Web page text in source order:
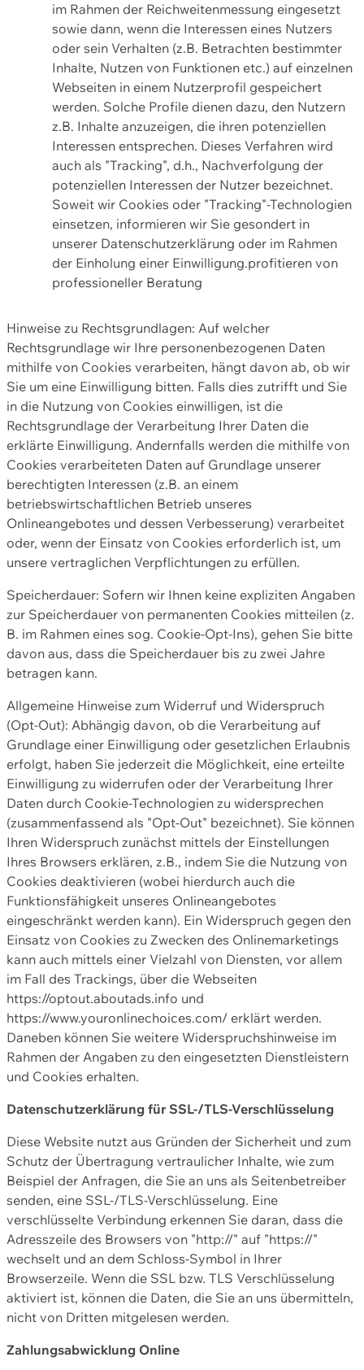
im Rahmen der Reichweitenmessung eingesetzt
sowie dann, wenn die Interessen eines Nutzers
oder sein Verhalten (z.B. Betrachten bestimmter
Inhalte, Nutzen von Funktionen etc.) auf einzelnen
Webseiten in einem Nutzerprofil gespeichert
werden. Solche Profile dienen dazu, den Nutzern
z.B. Inhalte anzuzeigen, die ihren potenziellen
Interessen entsprechen. Dieses Verfahren wird
auch als "Tracking", d.h., Nachverfolgung der
potenziellen Interessen der Nutzer bezeichnet.
Soweit wir Cookies oder "Tracking"-Technologien
einsetzen, informieren wir Sie gesondert in
unserer Datenschutzerklärung oder im Rahmen
der Einholung einer Einwilligung.profitieren von
professioneller Beratung
Hinweise zu Rechtsgrundlagen: Auf welcher
Rechtsgrundlage wir Ihre personenbezogenen Daten
mithilfe von Cookies verarbeiten, hängt davon ab, ob wir
Sie um eine Einwilligung bitten. Falls dies zutrifft und Sie
in die Nutzung von Cookies einwilligen, ist die
Rechtsgrundlage der Verarbeitung Ihrer Daten die
erklärte Einwilligung. Andernfalls werden die mithilfe von
Cookies verarbeiteten Daten auf Grundlage unserer
berechtigten Interessen (z.B. an einem
betriebswirtschaftlichen Betrieb unseres
Onlineangebotes und dessen Verbesserung) verarbeitet
oder, wenn der Einsatz von Cookies erforderlich ist, um
unsere vertraglichen Verpflichtungen zu erfüllen.
Speicherdauer: Sofern wir Ihnen keine expliziten Angaben
zur Speicherdauer von permanenten Cookies mitteilen (z.
B. im Rahmen eines sog. Cookie-Opt-Ins), gehen Sie bitte
davon aus, dass die Speicherdauer bis zu zwei Jahre
betragen kann.
Allgemeine Hinweise zum Widerruf und Widerspruch
(Opt-Out): Abhängig davon, ob die Verarbeitung auf
Grundlage einer Einwilligung oder gesetzlichen Erlaubnis
erfolgt, haben Sie jederzeit die Möglichkeit, eine erteilte
Einwilligung zu widerrufen oder der Verarbeitung Ihrer
Daten durch Cookie-Technologien zu widersprechen
(zusammenfassend als "Opt-Out" bezeichnet). Sie können
Ihren Widerspruch zunächst mittels der Einstellungen
Ihres Browsers erklären, z.B., indem Sie die Nutzung von
Cookies deaktivieren (wobei hierdurch auch die
Funktionsfähigkeit unseres Onlineangebotes
eingeschränkt werden kann). Ein Widerspruch gegen den
Einsatz von Cookies zu Zwecken des Onlinemarketings
kann auch mittels einer Vielzahl von Diensten, vor allem
im Fall des Trackings, über die Webseiten
https://optout.aboutads.info und
https://www.youronlinechoices.com/ erklärt werden.
Daneben können Sie weitere Widerspruchshinweise im
Rahmen der Angaben zu den eingesetzten Dienstleistern
und Cookies erhalten.
Datenschutzerklärung für SSL-/TLS-Verschlüsselung
Diese Website nutzt aus Gründen der Sicherheit und zum
Schutz der Übertragung vertraulicher Inhalte, wie zum
Beispiel der Anfragen, die Sie an uns als Seitenbetreiber
senden, eine SSL-/TLS-Verschlüsselung. Eine
verschlüsselte Verbindung erkennen Sie daran, dass die
Adresszeile des Browsers von "http://" auf "https://"
wechselt und an dem Schloss-Symbol in Ihrer
Browserzeile. Wenn die SSL bzw. TLS Verschlüsselung
aktiviert ist, können die Daten, die Sie an uns übermitteln,
nicht von Dritten mitgelesen werden.
Zahlungsabwicklung Online